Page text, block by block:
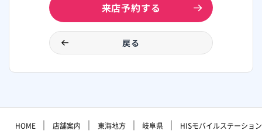
来店予約する
戻る
HOME ｜ 店舗案内 ｜ 東海地方 ｜ 岐阜県 ｜ HISモバイルステーショ